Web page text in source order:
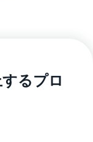
るプロ